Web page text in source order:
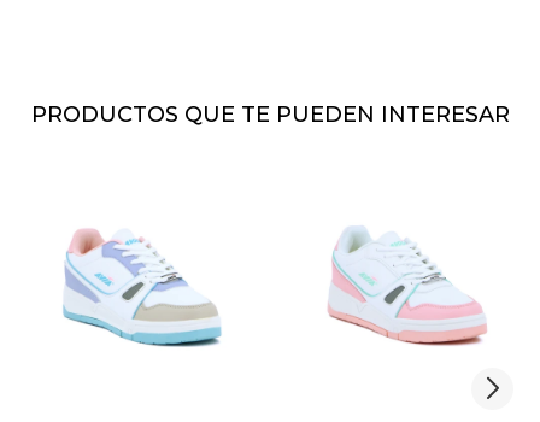
PRODUCTOS QUE TE PUEDEN INTERESAR